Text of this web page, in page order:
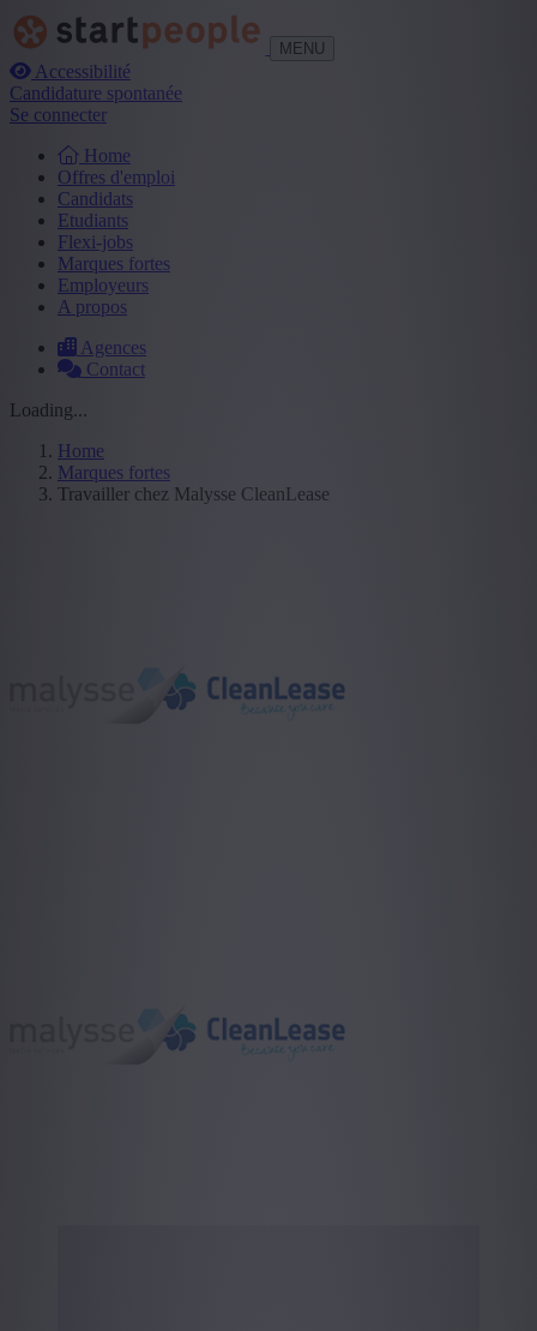
MENU
Accessibilité
Candidature spontanée
Se connecter
Home
Offres d'emploi
Candidats
Etudiants
Flexi-jobs
Marques fortes
Employeurs
A propos
Agences
Contact
Loading...
Home
Marques fortes
Travailler chez Malysse CleanLease